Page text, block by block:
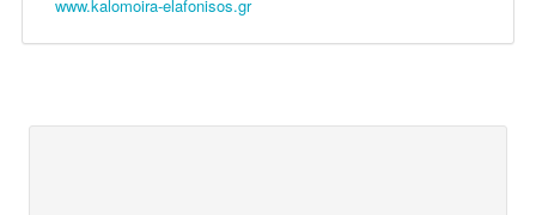
www.kalomoira-elafonisos.gr